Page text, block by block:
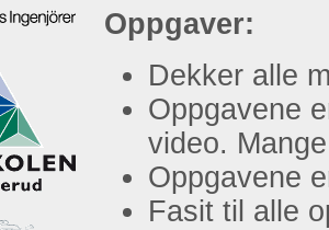
Oppgaver:
Dekker alle
Oppgavene
video.
Oppgavene
Fasit til alle